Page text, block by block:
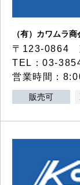
（有）カワムラ商
〒123-0864
TEL：03-
営業時間：
販売可